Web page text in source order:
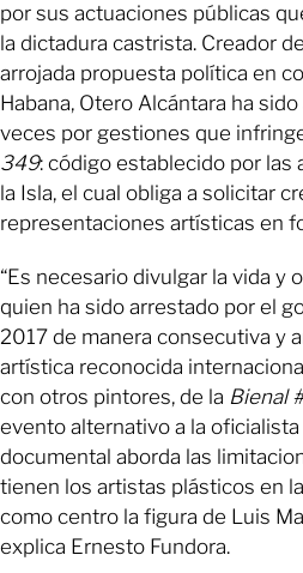
por sus actuaciones públicas
la dictadura castrista. Creador de
arrojada propuesta política en
Habana, Otero Alcántara ha
veces por gestiones que
349: código establecido por las
la Isla, el cual obliga a solicitar
representaciones artísticas en
“Es necesario divulgar la vida y
quien ha sido arrestado por el
2017 de manera consecutiva y
artística reconocida
con otros pintores, de la Bienal
evento alternativo a la
documental aborda las
tienen los artistas plásticos en
como centro la figura de Luis
explica Ernesto Fundora.